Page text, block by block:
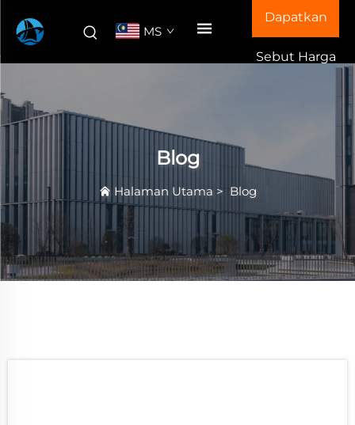
MS
Dapatkan
Sebut Harga
Blog
Halaman Utama > Blog